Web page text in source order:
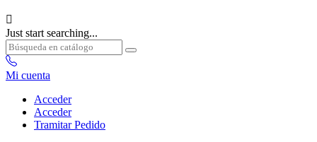

Just start searching...
Mi cuenta
Acceder
Acceder
Tramitar Pedido